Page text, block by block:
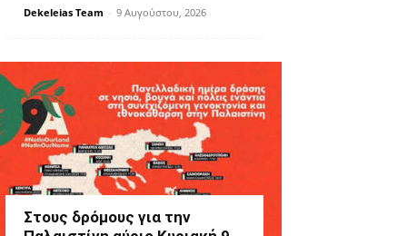
Dekeleias Team - 9 Αυγούστου, 2026
Στους δρόμους για την